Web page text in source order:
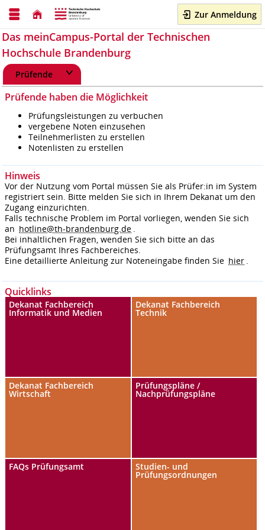
Zur Anmeldung
Das meinCampus-Portal der Technischen
Hochschule Brandenburg
Prüfende
Prüfende haben die Möglichkeit
Prüfungsleistungen zu verbuchen
vergebene Noten einzusehen
Teilnehmerlisten zu erstellen
Notenlisten zu erstellen
Hinweis
Vor der Nutzung vom Portal müssen Sie als Prüfer:in im System
registriert sein. Bitte melden Sie sich in Ihrem Dekanat um den
Zugang einzurichten.
Falls technische Problem im Portal vorliegen, wenden Sie sich
an hotline@th-brandenburg.de .
Bei inhaltlichen Fragen, wenden Sie sich bitte an das
Prüfungsamt Ihres Fachbereiches.
Eine detaillierte Anleitung zur Noteneingabe finden Sie hier .
Quicklinks
Dekanat Fachbereich
Informatik und Medien
Dekanat Fachbereich
Technik
Dekanat Fachbereich
Wirtschaft
Prüfungspläne /
Nachprüfungspläne
FAQs Prüfungsamt Studien- und
Prüfungsordnungen